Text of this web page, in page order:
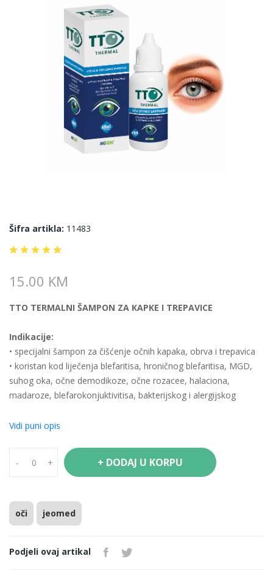
Šifra artikla: 11483
15.00 KM
TTO TERMALNI ŠAMPON ZA KAPKE I TREPAVICE
Indikacije:
• specijalni šampon za čišćenje očnih kapaka, obrva i trepavica
• koristan kod liječenja blefaritisa, hroničnog blefaritisa, MGD,
suhog oka, očne demodikoze, očne rozacee, halaciona,
madaroze, blefarokonjuktivitisa, bakterijskog i alergijskog
• preporučuje se za jutarnju i večernju upotrebu.
Detaljno operite ruke sapunom. Uzmite malu količinu šampona,
posebnom formulom čisti bez stvaranja pjene. Prije upotrebe
dobro promućkati.
Sastojci:
Vidi puni opis
- + + DODAJ U KORPU
oči jeomed
Podjeli ovaj artikal